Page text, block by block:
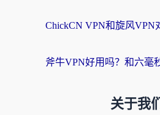
关于我们